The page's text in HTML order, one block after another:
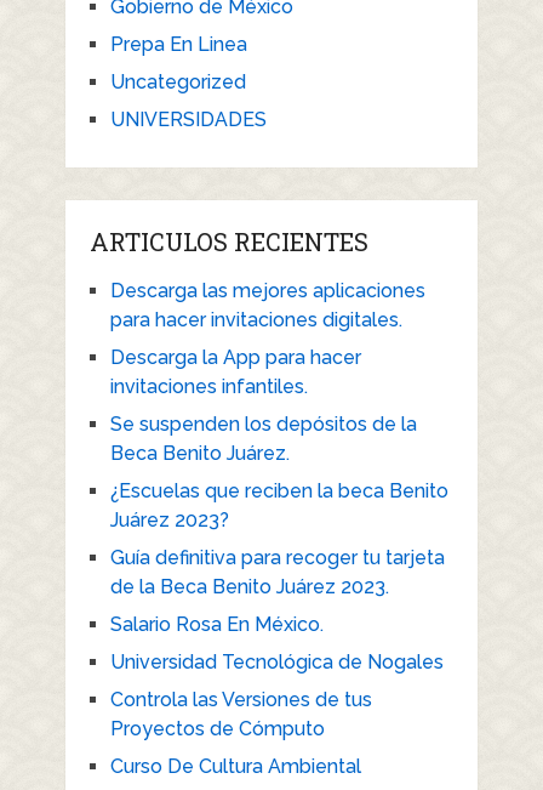
Gobierno de México
Prepa En Linea
Uncategorized
UNIVERSIDADES
ARTICULOS RECIENTES
Descarga las mejores aplicaciones
para hacer invitaciones digitales.
Descarga la App para hacer
invitaciones infantiles.
Se suspenden los depósitos de la
Beca Benito Juárez.
¿Escuelas que reciben la beca Benito
Juárez 2023?
Guía definitiva para recoger tu tarjeta
de la Beca Benito Juárez 2023.
Salario Rosa En México.
Universidad Tecnológica de Nogales
Controla las Versiones de tus
Proyectos de Cómputo
Curso De Cultura Ambiental